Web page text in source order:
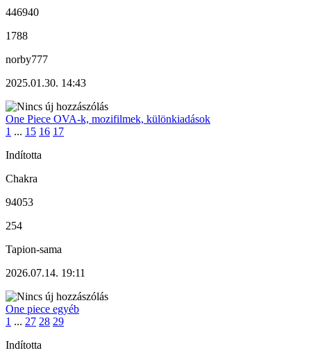
446940
1788
norby777
2025.01.30. 14:43
One Piece OVA-k, mozifilmek, különkiadások
1 ... 15 16 17
Indította
Chakra
94053
254
Tapion-sama
2026.07.14. 19:11
One piece egyéb
1 ... 27 28 29
Indította